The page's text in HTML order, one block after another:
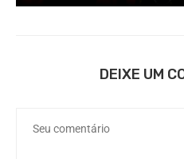
DEIXE UM